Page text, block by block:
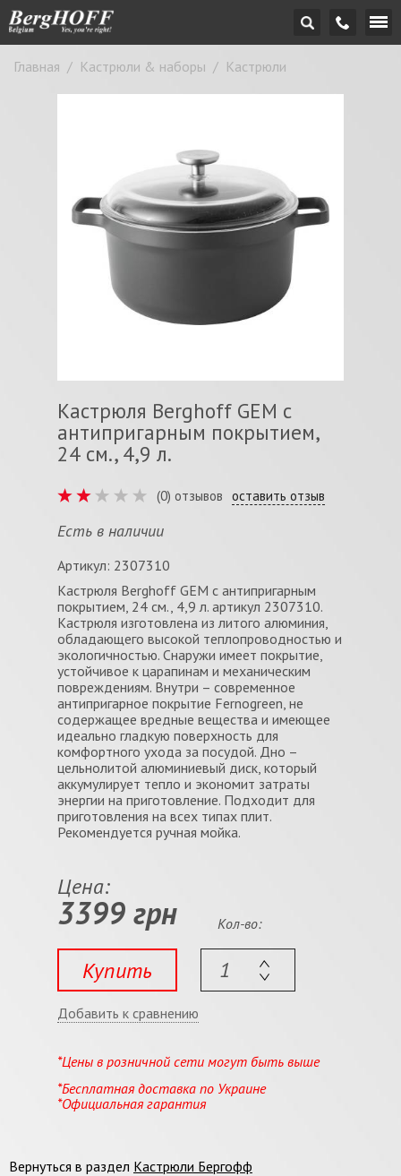
Главная / Кастрюли & наборы / Кастрюли
Кастрюля Berghoff GEM с
антипригарным покрытием,
24 см., 4,9 л.
(0) отзывов оставить отзыв
Есть в наличии
Артикул: 2307310
Кастрюля Berghoff GEM с антипригарным
покрытием, 24 см., 4,9 л. артикул 2307310.
Кастрюля изготовлена из литого алюминия,
обладающего высокой теплопроводностью и
экологичностью. Снаружи имеет покрытие,
устойчивое к царапинам и механическим
повреждениям. Внутри – современное
антипригарное покрытие Fernogreen, не
содержащее вредные вещества и имеющее
идеально гладкую поверхность для
комфортного ухода за посудой. Дно –
цельнолитой алюминиевый диск, который
аккумулирует тепло и экономит затраты
энергии на приготовление. Подходит для
приготовления на всех типах плит.
Рекомендуется ручная мойка.
Цена:
3399 грн
Купить
Кол-во:
Добавить к сравнению
*Цены в розничной сети могут быть выше
*Бесплатная доставка по Украине
*Официальная гарантия
Вернуться в раздел Кастрюли Бергофф